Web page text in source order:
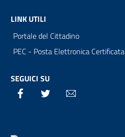
LINK UTILI
Portale del Cittadino
PEC - Posta Elettronica Certificata
SEGUICI SU
Facebook Twitter